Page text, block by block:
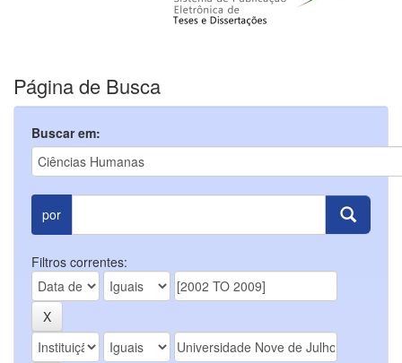
Página de Busca
Buscar em:
por
Filtros correntes: